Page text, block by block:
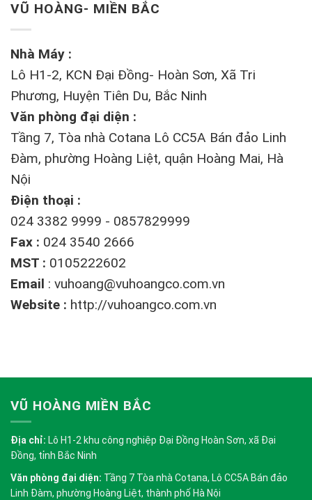
VŨ HOÀNG- MIỀN BẮC
Nhà Máy :
Lô H1-2, KCN Đại Đồng- Hoàn Sơn, Xã Tri
Phương, Huyện Tiên Du, Bắc Ninh
Văn phòng đại diện :
Tầng 7, Tòa nhà Cotana Lô CC5A Bán đảo Linh
Đàm, phường Hoàng Liệt, quận Hoàng Mai, Hà
Nội
Điện thoại :
024 3382 9999 - 0857829999
Fax : 024 3540 2666
MST : 0105222602
Email : vuhoang@vuhoangco.com.vn
Website : http://vuhoangco.com.vn
VŨ HOÀNG MIỀN BẮC
Địa chỉ: Lô H1-2 khu công nghiệp Đại Đồng Hoàn Sơn, xã Đại
Đồng, tỉnh Bắc Ninh
Văn phòng đại diện: Tầng 7 Tòa nhà Cotana, Lô CC5A Bán đảo
Linh Đàm, phường Hoàng Liệt, thành phố Hà Nội